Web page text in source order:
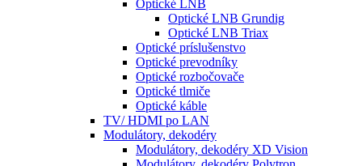
Optické LNB
Optické LNB Grundig
Optické LNB Triax
Optické príslušenstvo
Optické prevodníky
Optické rozbočovače
Optické tlmiče
Optické káble
TV/ HDMI po LAN
Modulátory, dekodéry
Modulátory, dekodéry XD Vision